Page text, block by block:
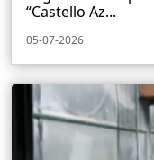
“Castello Az...
05-07-2026